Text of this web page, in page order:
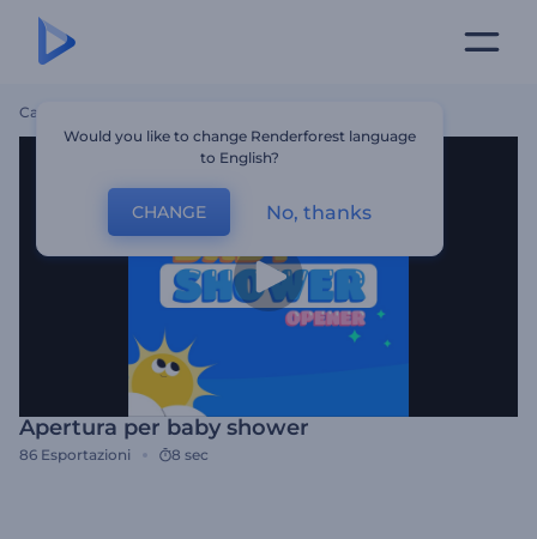
Casa
Apertura per baby shower
86 Esportazioni 8 sec
Would you like to change Renderforest language
to English?
CHANGE No, thanks